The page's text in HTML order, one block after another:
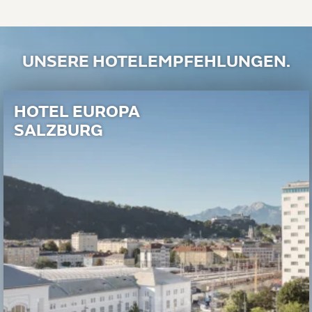
UNSERE HOTELEMPFEHLUNGEN.
HOTEL EUROPA
SALZBURG